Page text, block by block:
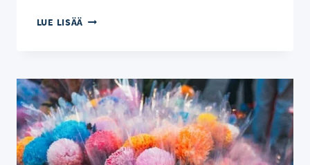
LUE LISÄÄ VESSASTA